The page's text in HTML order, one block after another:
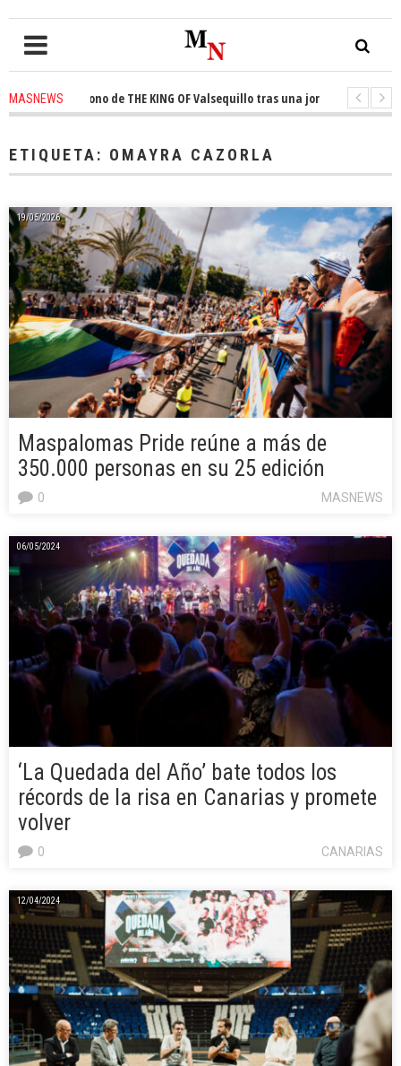
MASNEWS
el trono de THE KING OF Valsequillo tras una jornada de baloncesto
ETIQUETA: OMAYRA CAZORLA
19/05/2026
Maspalomas Pride reúne a más de
350.000 personas en su 25 edición
MASNEWS
0
06/05/2024
‘La Quedada del Año’ bate todos los
récords de la risa en Canarias y promete
volver
CANARIAS
0
12/04/2024